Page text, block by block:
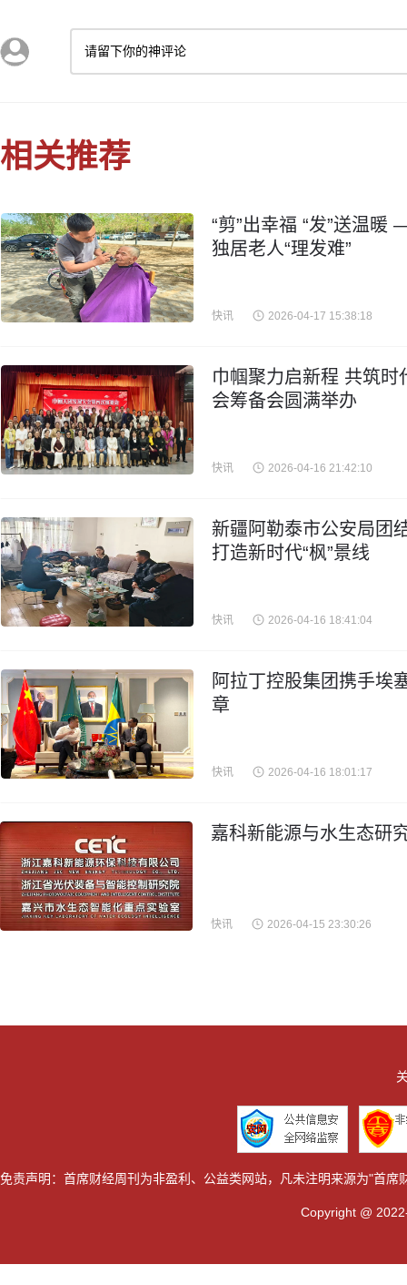
请留下你的神评论
相关推荐
“剪”出幸福 “发”送温
独居老人“理发难”
快讯 2026-04-17 15:38:18
巾帼聚力启新程 共筑
会筹备会圆满举办
快讯 2026-04-16 21:42:10
新疆阿勒泰市公安局团
打造新时代“枫”景线
快讯 2026-04-16 18:41:04
阿拉丁控股集团携手埃
章
快讯 2026-04-16 18:01:17
嘉科新能源与水生态研
快讯 2026-04-15 23:30:26
免责声明：首席财经周刊为非盈利、公益类网站，凡未注明来源为"首
Copyright @